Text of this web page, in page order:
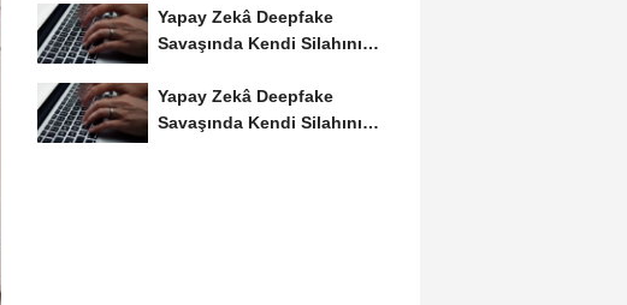
Yapay Zekâ Deepfake
Savaşında Kendi Silahını
Yapay Zekâ Deepfake
Savaşında Kendi Silahını